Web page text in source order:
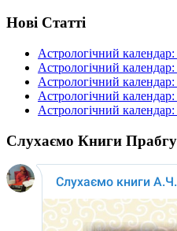
Нові Статті
Астрологічний
Астрологічний календар:
Астрологічний календар:
Астрологічний
Астрологічний
Слухаємо Книги